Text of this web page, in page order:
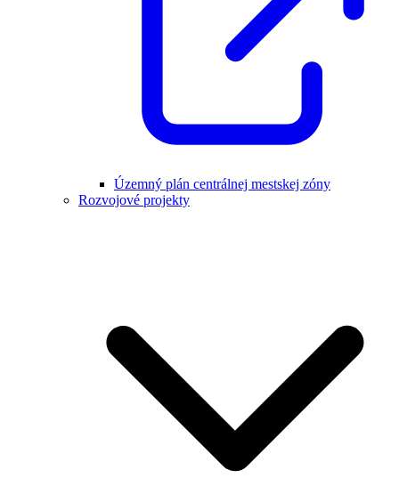
Územný plán centrálnej mestskej zóny
Rozvojové projekty